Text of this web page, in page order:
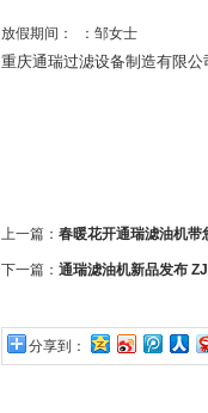
放假期间： ：邹女士
重庆通瑞过滤设备制造有限公
上一篇： 春暖花开通瑞滤油机带
下一篇： 通瑞滤油机新品发布
分享到：